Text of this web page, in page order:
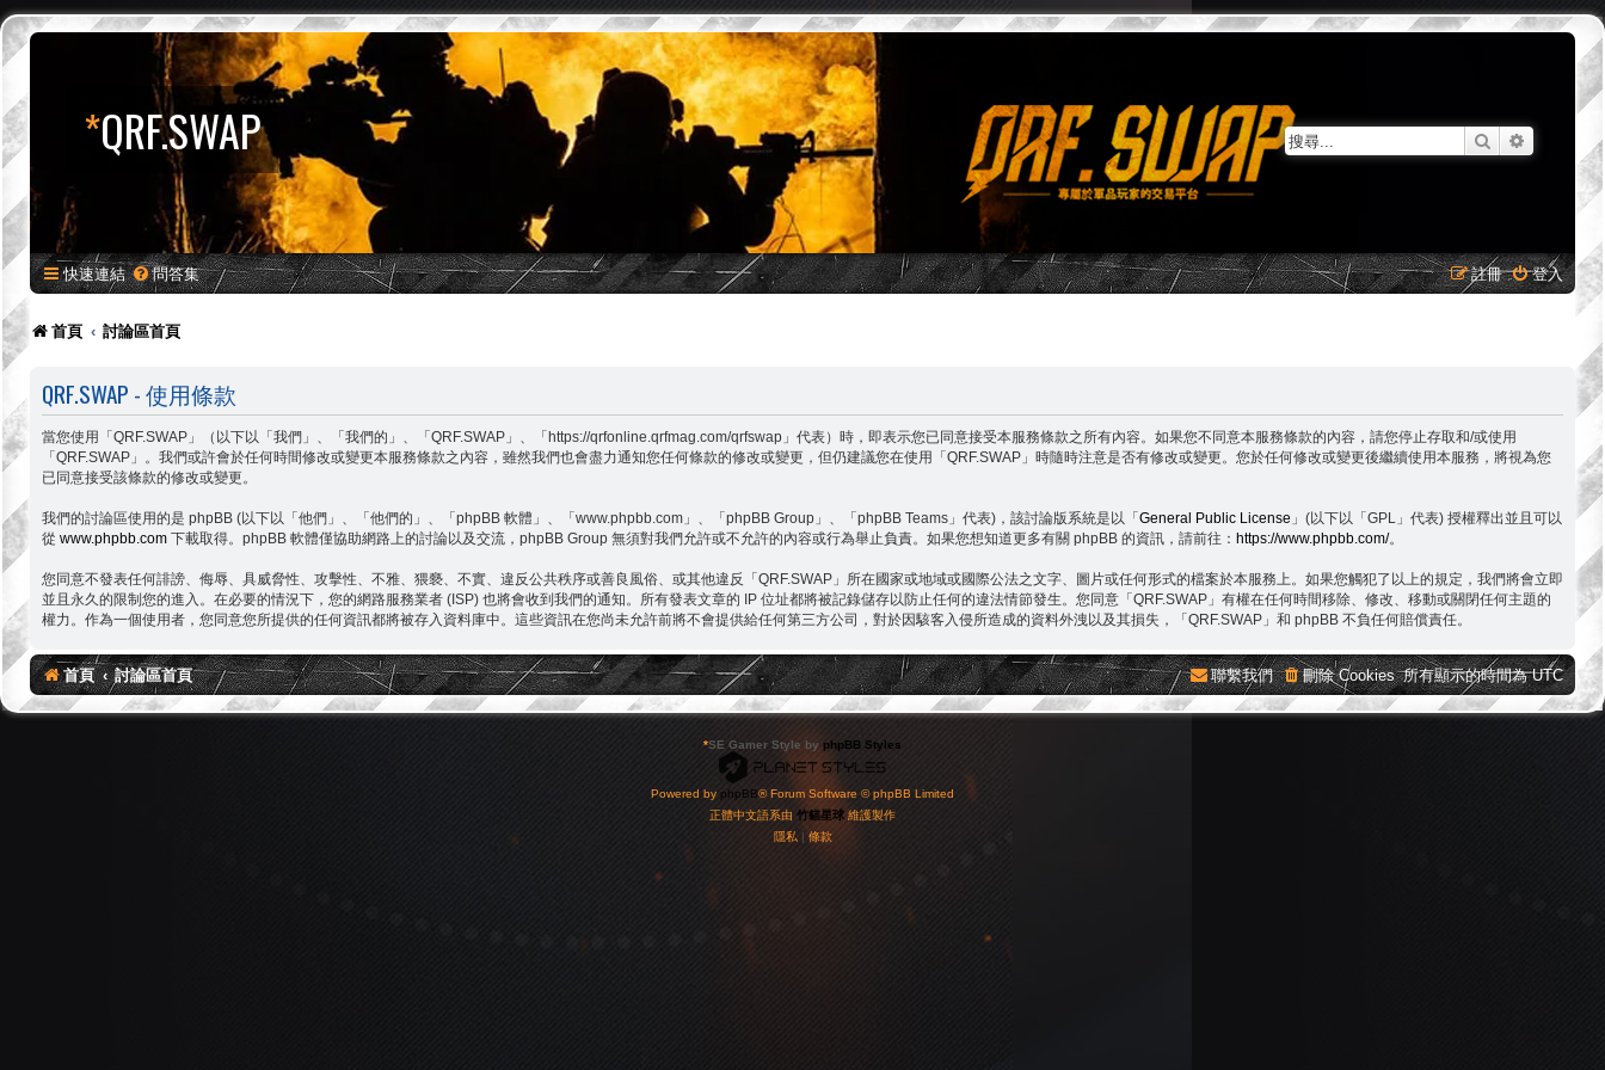
*QRF.SWAP 搜尋
快速連結 問答集 登入
註冊
首頁 討論區首頁
QRF.SWAP - 使用條款
當您使用「QRF.SWAP」（以下以「我們」、「我們的」、「QRF.SWAP」、「https://qrfonline.qrfmag.com/qrfswap」代表）時，即表示您已同意接受本服務條款之所有內容。如果您不同意本服務條款的內容，請您停止存取和/或使用
「QRF.SWAP」。我們或許會於任何時間修改或變更本服務條款之內容，雖然我們也會盡力通知您任何條款的修改或變更，但仍建議您在使用「QRF.SWAP」時隨時注意是否有修改或變更。您於任何修改或變更後繼續使用本服務，將視為您
已同意接受該條款的修改或變更。
我們的討論區使用的是 phpBB (以下以「他們」、「他們的」、「phpBB 軟體」、「www.phpbb.com」、「phpBB Group」、「phpBB Teams」代表)，該討論版系統是以「General Public License 」(以下以「GPL」代表) 授權釋出並且可以
從 www.phpbb.com 下載取得。phpBB 軟體僅協助網路上的討論以及交流，phpBB Group 無須對我們允許或不允許的內容或行為舉止負責。如果您想知道更多有關 phpBB 的資訊，請前往： https://www.phpbb.com/。
您同意不發表任何誹謗、侮辱、具威脅性、攻擊性、不雅、猥褻、不實、違反公共秩序或善良風俗、或其他違反「QRF.SWAP」所在國家或地域或國際公法之文字、圖片或任何形式的檔案於本服務上。如果您觸犯了以上的規定，我們將會立即
並且永久的限制您的進入。在必要的情況下，您的網路服務業者 (ISP) 也將會收到我們的通知。所有發表文章的 IP 位址都將被記錄儲存以防止任何的違法情節發生。您同意「QRF.SWAP」有權在任何時間移除、修改、移動或關閉任何主題的
權力。作為一個使用者，您同意您所提供的任何資訊都將被存入資料庫中。這些資訊在您尚未允許前將不會提供給任何第三方公司，對於因駭客入侵所造成的資料外洩以及其損失，「QRF.SWAP」和 phpBB 不負任何賠償責任。
首頁 討論區首頁 所有顯示的時間為UTC
刪除 Cookies
聯繫我們
*SE Gamer Style by phpBB Styles
Powered by phpBB® Forum Software © phpBB Limited
正體中文語系由 竹貓星球 維護製作
隱私 | 條款